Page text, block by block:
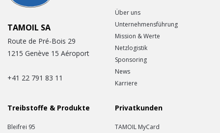
TAMOIL SA
Route de Pré-Bois 29
1215 Genève 15 Aéroport
+41 22 791 83 11
Über uns
Unternehmensführung
Mission & Werte
Netzlogistik
Sponsoring
News
Karriere
Treibstoffe & Produkte
Bleifrei 95
Privatkunden
TAMOIL MyCard